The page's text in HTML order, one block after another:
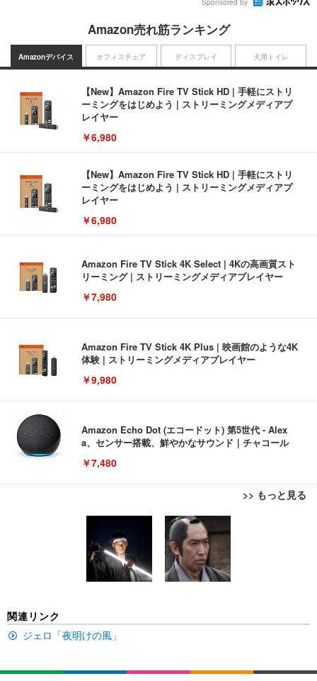
Sponsored by
Amazon売れ筋ランキング
Amazonデバイス
【New】Amazon Fire TV Stick HD | 手軽にストリ
ーミングをはじめよう | ストリーミングメディアプ
レイヤー
￥6,980
【New】Amazon Fire TV Stick HD | 手軽にストリ
ーミングをはじめよう | ストリーミングメディアプ
レイヤー
￥6,980
Amazon Fire TV Stick 4K Select | 4Kの高画質スト
リーミング | ストリーミングメディアプレイヤー
￥7,980
Amazon Fire TV Stick 4K Plus | 映画館のような4K
体験 | ストリーミングメディアプレイヤー
￥9,980
Amazon Echo Dot (エコードット) 第5世代 - Alex
a、センサー搭載、鮮やかなサウンド｜チャコール
￥7,480
>> もっと見る
オフィスチェア
[EdoErgo] オフィスチェア 椅子 テレワーク 疲れな
い 跳ね上げ式アームレスト コンパクト 約105度ロッ
キング pc 事務椅子 360度回転 座面昇降 強化ナイロ
ン樹脂ベース 通気性メッシュ 在宅ワーク H-WY01
(黒網+黒枠+黒足)
￥5,699
ュチェア 人間工学 疲れない ブラック
￥27,999
ディスプレイ
EIZO ビジネス向けプレミアムモニター | FlexScan
EV3240X-WT | 31.5型4K UHD・USB Type-C・ホワ
イト
￥105,595
イト
犬用トイレ
Amazonベーシック ペットシーツ 薄型 レギュラー 1
回使い捨て 無香料 ホワイト 300枚
￥3,373
x2袋(84枚) ホワイト(吸収面:ライトブルー)
￥3,234
関連リンク
ジェロ「夜明けの風」